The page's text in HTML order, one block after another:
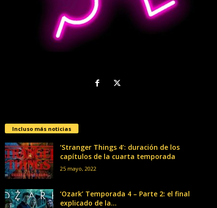
Incluso más noticias
‘Stranger Things 4’: duración de los
capítulos de la cuarta temporada
25 mayo, 2022
‘Ozark’ Temporada 4 – Parte 2: el final
explicado de la...